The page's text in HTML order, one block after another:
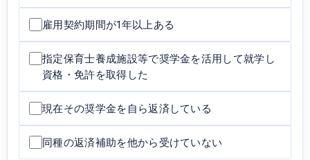
雇用契約期間が1年以上ある
指定保育士養成施設等で奨学金を活用して就学し
資格・免許を取得した
現在その奨学金を自ら返済している
同種の返済補助を他から受けていない